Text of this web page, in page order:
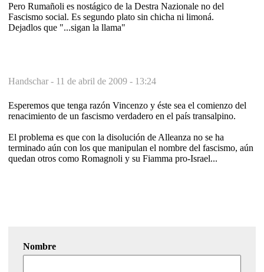
Pero Rumañoli es nostágico de la Destra Nazionale no del
Fascismo social. Es segundo plato sin chicha ni limoná.
Dejadlos que "...sigan la llama"
Handschar - 11 de abril de 2009 - 13:24
Esperemos que tenga razón Vincenzo y éste sea el comienzo del
renacimiento de un fascismo verdadero en el país transalpino.
El problema es que con la disolución de Alleanza no se ha
terminado aún con los que manipulan el nombre del fascismo, aún
quedan otros como Romagnoli y su Fiamma pro-Israel...
Nombre